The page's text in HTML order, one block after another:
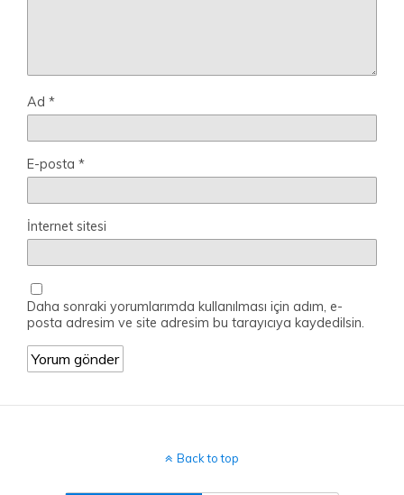
Ad *
E-posta *
İnternet sitesi
Daha sonraki yorumlarımda kullanılması için adım, e-
posta adresim ve site adresim bu tarayıcıya kaydedilsin.
Back to top